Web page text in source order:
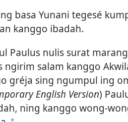
basa Yunani tegesé
kanggo ibadah.
Paulus nulis surat
ngirim salam kanggo
gréja sing ngumpul ing
English Version)
ning kanggo wong-